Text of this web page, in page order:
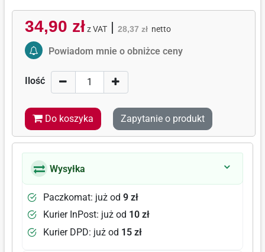
34,90 zł z VAT| 28,37 zł netto
Activate Price Alert
Powiadom mnie o obniżce ceny
Ilość
Do koszyka Zapytanie o produkt
Wysyłka
Paczkomat: już od 9 zł
Kurier InPost: już od 10 zł
Kurier DPD: już od 15 zł